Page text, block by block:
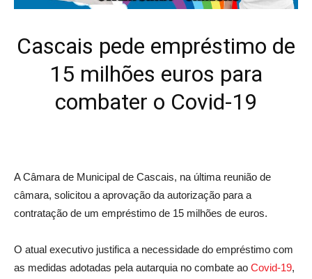
Cascais pede empréstimo de
15 milhões euros para
combater o Covid-19
A Câmara de Municipal de Cascais, na última reunião de
câmara, solicitou a aprovação da autorização para a
contratação de um empréstimo de 15 milhões de euros.
O atual executivo justifica a necessidade do empréstimo com
as medidas adotadas pela autarquia no combate ao Covid-19,